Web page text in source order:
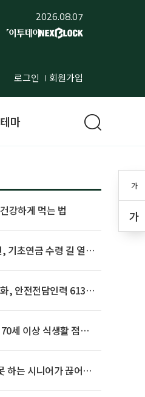
2026.08.07
로그인 회원가입
가
가
테마
강하게 먹는 법
기초연금 수령 길 열린
, 안전전담인력 613명
세 이상 식생활 점수
는 시니어가 끊어야